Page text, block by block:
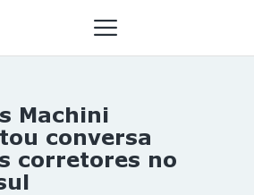
Machini
conversa
corretores no